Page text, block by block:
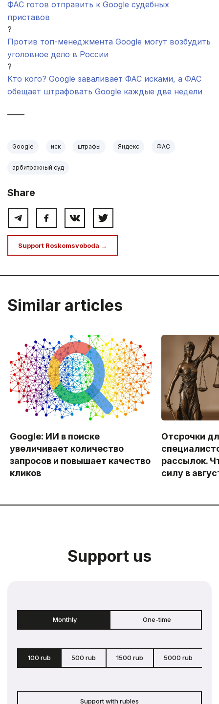
ФАС готов отправить к Google судебных
приставов
?
Против топ-менеджмента Google могут возбудить
уголовное дело в России
?
Кто кого? Google заваливает ФАС исками, а ФАС
обещает штрафовать Google каждые две недели
Google иск штрафы Яндекс ФАС
арбитражный суд
Share
Support Roskomsvoboda →
Similar articles
Google: ИИ в поиске
увеличивает количество
запросов и повышает качество
кликов
Отсрочки
рассылок.
силу в
Support us
Monthly One-time
100 rub 500 rub 1500 rub 5000 rub
Support with rubles